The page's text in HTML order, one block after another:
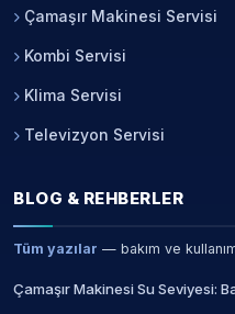
Çamaşır Makinesi Servisi
Kombi Servisi
Klima Servisi
Televizyon Servisi
BLOG & REHBERLER
Tüm yazılar — bakım ve
Çamaşır Makinesi Su Seviyesi: